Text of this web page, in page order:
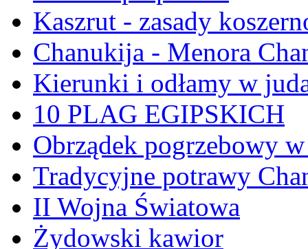
Kaszrut - zasady
Chanukija - Menora
Kierunki i odłamy w
10 PLAG EGIPSKICH
Obrządek pogrzebowy
Tradycyjne potrawy
II Wojna Światowa
Żydowski kawior